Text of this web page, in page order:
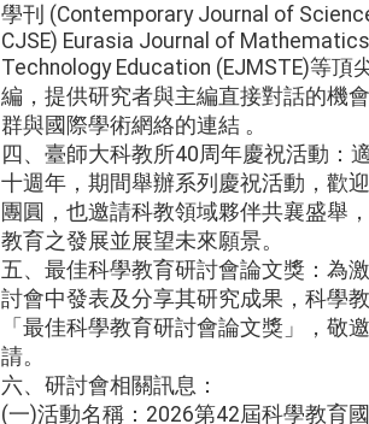
學刊 (Contemporary Journal of
CJSE) Eurasia Journal of
Technology Education (EJMSTE)等頂
編，提供研究者與主編直接對話的機
群與國際學術網絡的連結 。
四、臺師大科教所40周年慶祝活動：
十週年，期間舉辦系列慶祝活動，歡
團圓，也邀請科教領域夥伴共襄盛舉
教育之發展並展望未來願景。
五、最佳科學教育研討會論文獎：為
討會中發表及分享其研究成果，科學
「最佳科學教育研討會論文獎」，敬
請。
六、研討會相關訊息：
(一)活動名稱：2026第42屆科學教育